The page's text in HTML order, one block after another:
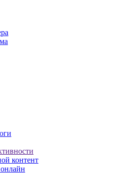
контент